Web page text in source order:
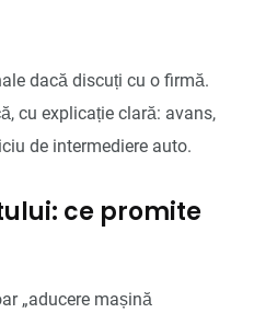
dacă discuți cu o firmă.
cu explicație clară: avans,
de intermediere auto.
ce promite
„aducere mașină